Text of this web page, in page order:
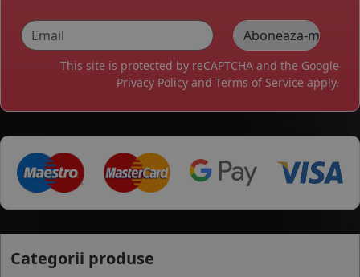
This site is protected by reCAPTCHA and the Google
Privacy Policy and Terms of Service apply.
Categorii produse